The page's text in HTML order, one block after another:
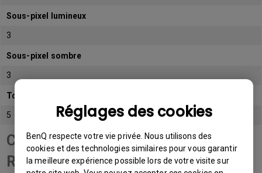
Réglages des cookies
BenQ respecte votre vie privée. Nous utilisons des
cookies et des technologies similaires pour vous garantir
la meilleure expérience possible lors de votre visite sur
Sous-pixel lumineux
3
Sous-pixel sombre
3
Total de sous-pixels admissibles
5
Catégorie de panneau
Résolution Full